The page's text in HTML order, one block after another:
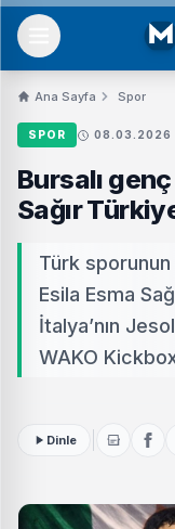
Ana Sayfa Spor
SPOR 08.03.2026
Bursalı
Sağır
Türk
Esila Esma
İtalya’nın
WAKO
Dinle